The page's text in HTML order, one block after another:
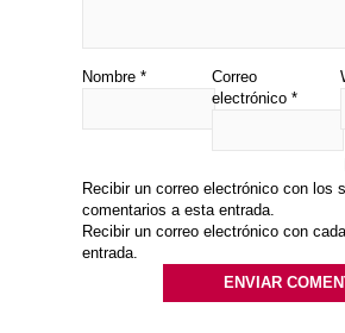
Nombre *
Correo
electrónico *
Recibir un correo electrónico con los
comentarios a esta entrada.
Recibir un correo electrónico con
entrada.